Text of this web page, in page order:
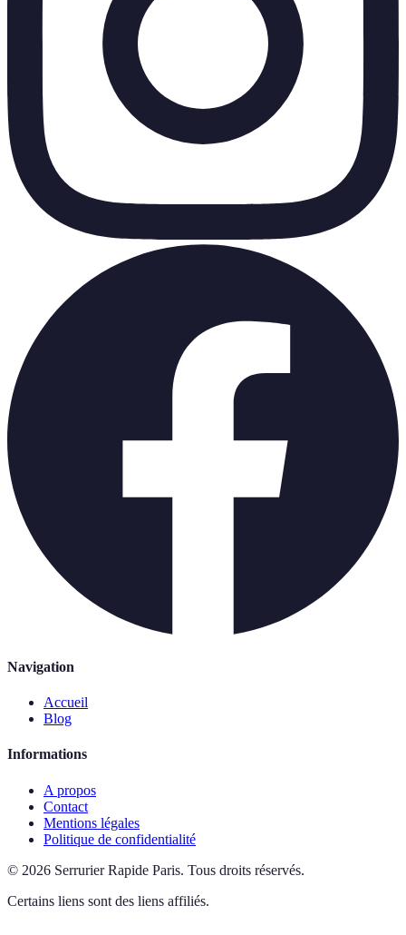
Navigation
Accueil
Blog
Informations
A propos
Contact
Mentions légales
Politique de confidentialité
© 2026 Serrurier Rapide Paris. Tous droits réservés.
Certains liens sont des liens affiliés.